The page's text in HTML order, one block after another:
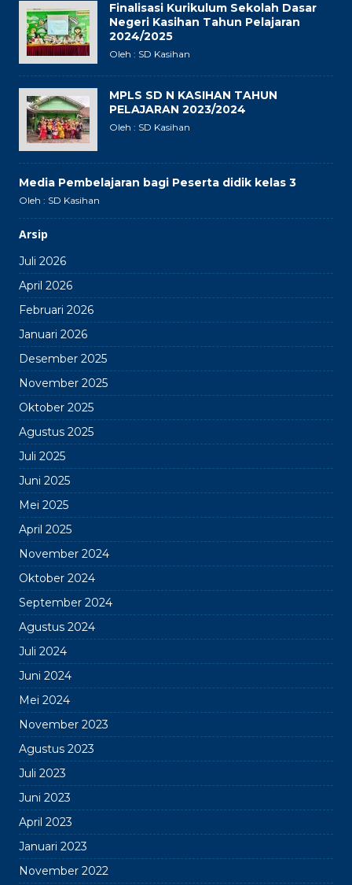
Finalisasi Kurikulum Sekolah Dasar
Negeri Kasihan Tahun Pelajaran
2024/2025
Oleh : SD Kasihan
MPLS SD N KASIHAN TAHUN
PELAJARAN 2023/2024
Oleh : SD Kasihan
Media Pembelajaran bagi Peserta didik kelas 3
Oleh : SD Kasihan
Arsip
Juli 2026
April 2026
Februari 2026
Januari 2026
Desember 2025
November 2025
Oktober 2025
Agustus 2025
Juli 2025
Juni 2025
Mei 2025
April 2025
November 2024
Oktober 2024
September 2024
Agustus 2024
Juli 2024
Juni 2024
Mei 2024
November 2023
Agustus 2023
Juli 2023
Juni 2023
April 2023
Januari 2023
November 2022